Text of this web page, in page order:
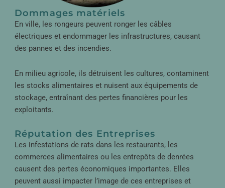
Dommages matériels
En ville, les rongeurs peuvent ronger les câbles
électriques et endommager les infrastructures, causant
des pannes et des incendies.
En milieu agricole, ils détruisent les cultures, contaminent
les stocks alimentaires et nuisent aux équipements de
stockage, entraînant des pertes financières pour les
exploitants.
Réputation des Entreprises
Les infestations de rats dans les restaurants, les
commerces alimentaires ou les entrepôts de denrées
causent des pertes économiques importantes. Elles
peuvent aussi impacter l’image de ces entreprises et